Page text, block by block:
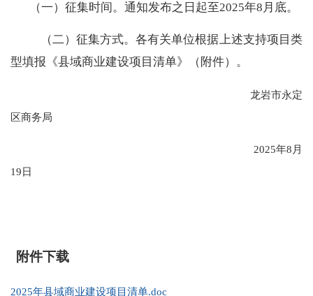
（一）征集时间。通知发布之日起至2025年8 月 底。
（二）征集方式。各有关单位根据上述支持项目类
型填报《县域商业建设项目清单》（附件）。
龙岩市永定
区商务局
2025年8月
19日
附件下载
2025年县域商业建设项目清单.doc